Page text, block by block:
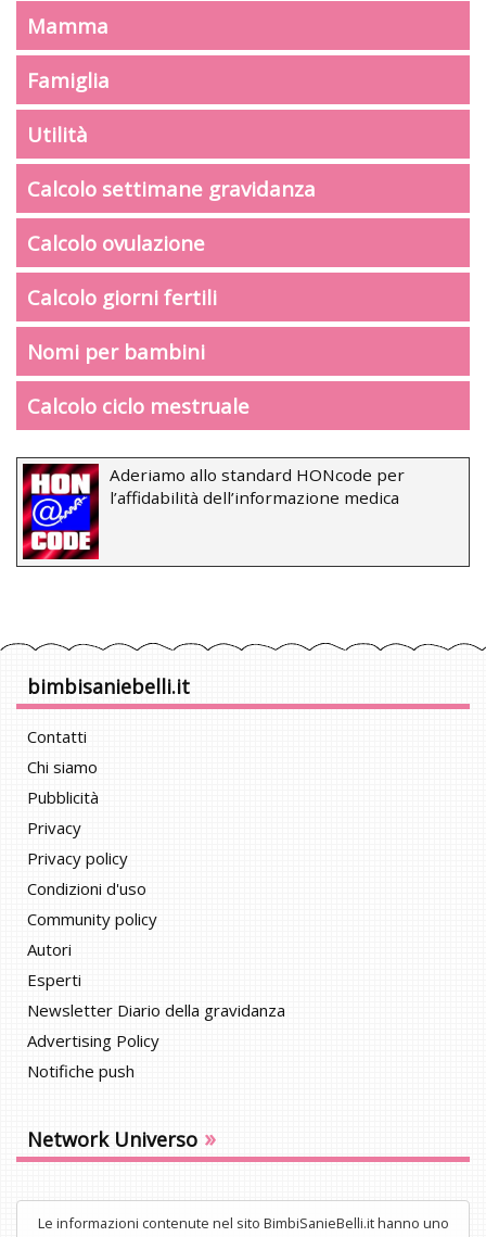
Mamma
Famiglia
Utilità
Calcolo settimane gravidanza
Calcolo ovulazione
Calcolo giorni fertili
Nomi per bambini
Calcolo ciclo mestruale
Aderiamo allo standard HONcode per
l’affidabilità dell’informazione medica
bimbisaniebelli.it
Contatti
Chi siamo
Pubblicità
Privacy
Privacy policy
Condizioni d'uso
Community policy
Autori
Esperti
Newsletter Diario della gravidanza
Advertising Policy
Notifiche push
Network Universo »
Le informazioni contenute nel sito BimbiSanieBelli.it hanno uno